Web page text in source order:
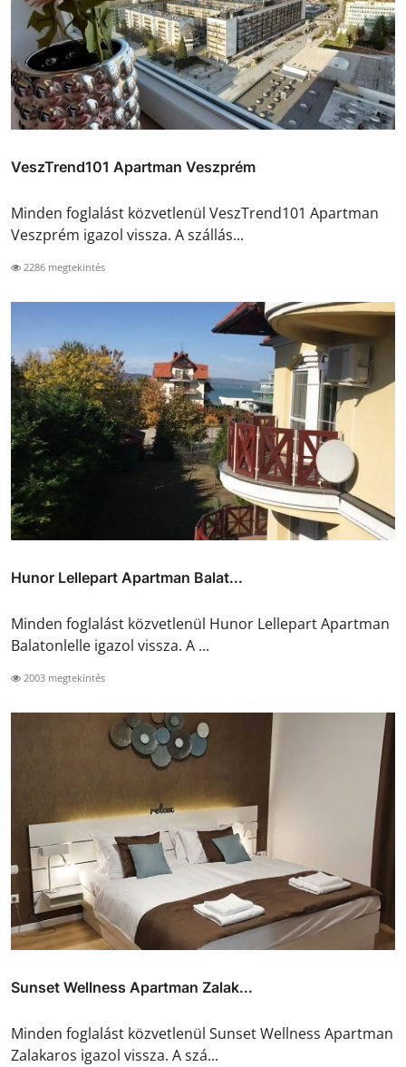
VeszTrend101 Apartman Veszprém
Minden foglalást közvetlenül VeszTrend101 Apartman
Veszprém igazol vissza. A szállás...
2286 megtekintés
Hunor Lellepart Apartman Balat...
Minden foglalást közvetlenül Hunor Lellepart Apartman
Balatonlelle igazol vissza. A ...
2003 megtekintés
Sunset Wellness Apartman Zalak...
Minden foglalást közvetlenül Sunset Wellness Apartman
Zalakaros igazol vissza. A szá...